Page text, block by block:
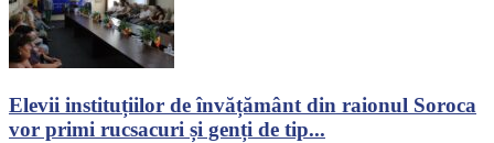
Elevii instituțiilor de învățământ din raionul Soroca
vor primi rucsacuri și genți de tip...